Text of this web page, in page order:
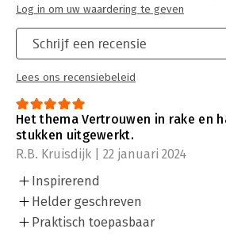
Schrijf een recensie
Lees ons recensiebeleid
Log in om uw waardering te geven
Het thema Vertrouwen in rake en
stukken uitgewerkt.
R.B. Kruisdijk | 22 januari 2024
Inspirerend
Helder geschreven
Praktisch toepasbaar